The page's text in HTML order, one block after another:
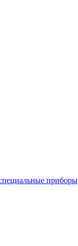
приборы